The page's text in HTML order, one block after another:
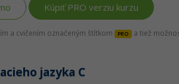
Kúpiť PRO verziu kurzu
a cvičením označeným štítkom PRO a tiež
jazyka C